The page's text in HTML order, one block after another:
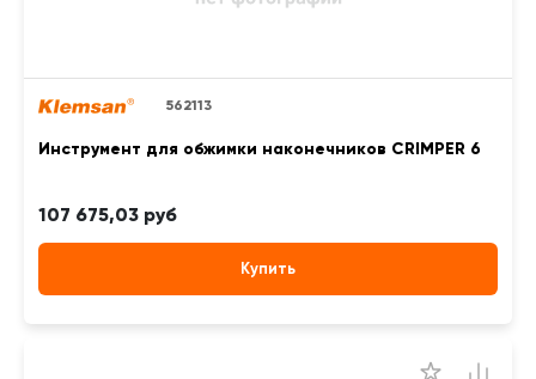
562113
Инструмент для обжимки наконечников CRIMPER 6
107 675,03 руб
Купить